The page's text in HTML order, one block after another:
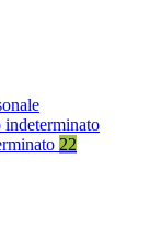
indeterminato
22